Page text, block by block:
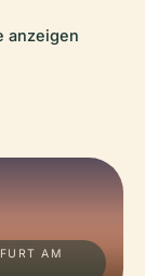
anzeigen
AM